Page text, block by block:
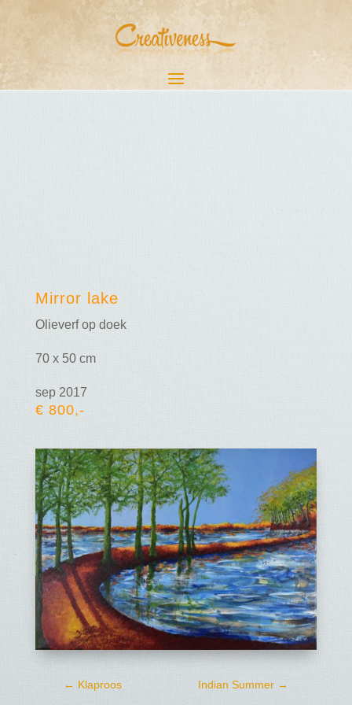
Mirror lake
Olieverf op doek
70 x 50 cm
sep 2017
€ 800,-
← Klaproos Indian Summer →